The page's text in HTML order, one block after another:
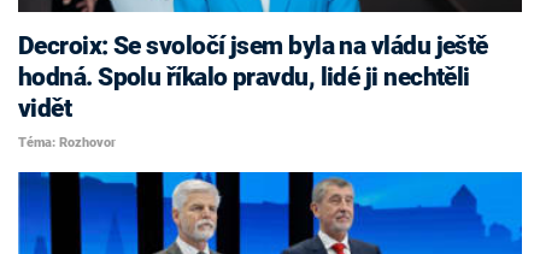
Decroix: Se svoločí jsem byla na vládu ještě
hodná. Spolu říkalo pravdu, lidé ji nechtěli
vidět
Téma: Rozhovor